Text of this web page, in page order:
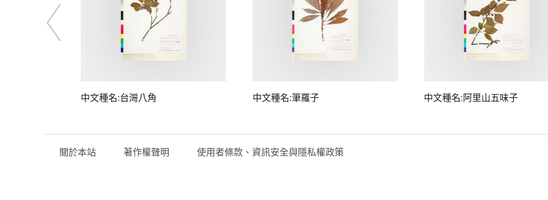
中文種名:台灣八角 中文種名:筆羅子 中文種名:阿里山五味子
關於本站 著作權聲明 使用者條款、資訊安全與隱私權政策